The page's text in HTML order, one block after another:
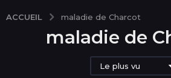
ACCUEIL maladie de Charcot
maladie de
Le plus vu